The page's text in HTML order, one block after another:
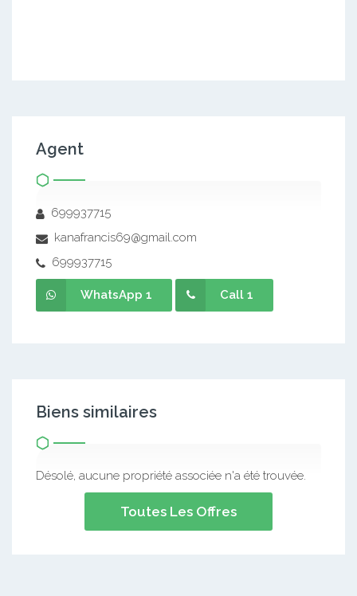
Agent
699937715
kanafrancis69@gmail.com
699937715
WhatsApp 1 Call 1
Biens similaires
Désolé, aucune propriété associée n'a été trouvée.
Toutes Les Offres